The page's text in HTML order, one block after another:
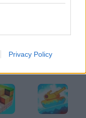
Privacy Policy
Five Nights at Epstein's Chameleon Hideout